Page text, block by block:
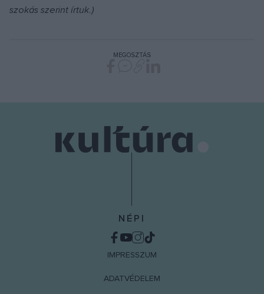
szokás szerint írtuk.)
MEGOSZTÁS
NÉPI
IMPRESSZUM
ADATVÉDELEM